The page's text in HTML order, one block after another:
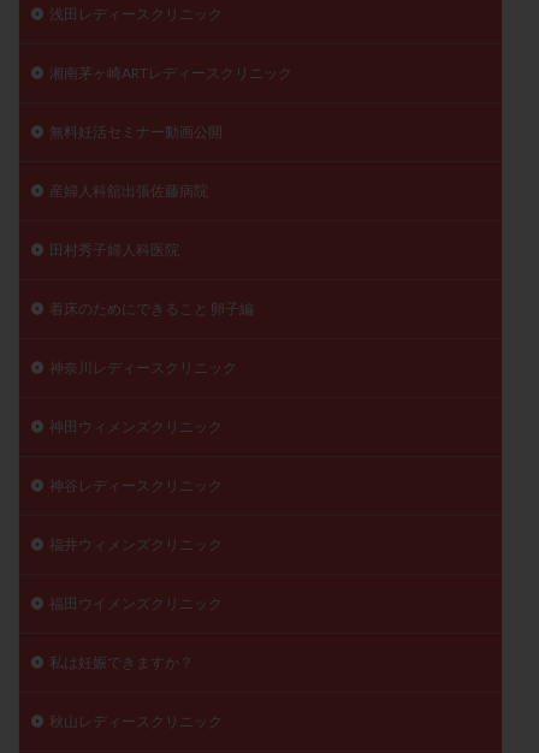
浅田レディースクリニック
湘南茅ヶ崎ARTレディースクリニック
無料妊活セミナー動画公開
産婦人科舘出張佐藤病院
田村秀子婦人科医院
着床のためにできること 卵子編
神奈川レディースクリニック
神田ウィメンズクリニック
神谷レディースクリニック
福井ウィメンズクリニック
福田ウイメンズクリニック
私は妊娠できますか？
秋山レディースクリニック